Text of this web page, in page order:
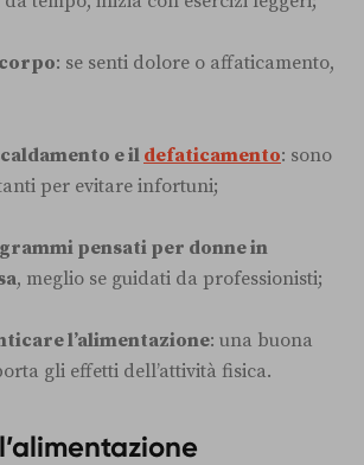
: se senti dolore o affaticamento,
e il defaticamento: sono
per evitare infortuni;
pensati per donne in
, meglio se guidati da professionisti;
l’alimentazione: una buona
gli effetti dell’attività fisica.